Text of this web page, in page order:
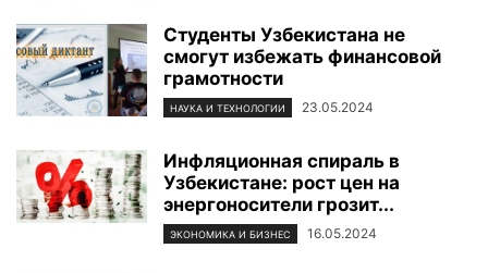
Студенты Узбекистана не
смогут избежать финансовой
грамотности
НАУКА И ТЕХНОЛОГИИ 23.05.2024
Инфляционная спираль в
Узбекистане: рост цен на
энергоносители грозит...
ЭКОНОМИКА И БИЗНЕС 16.05.2024